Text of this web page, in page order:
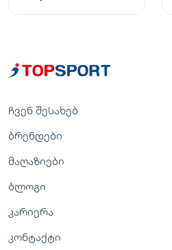
ჩვენ შესახებ
ბრენდები
მაღაზიები
ბლოგი
კარიერა
კონტაქტი